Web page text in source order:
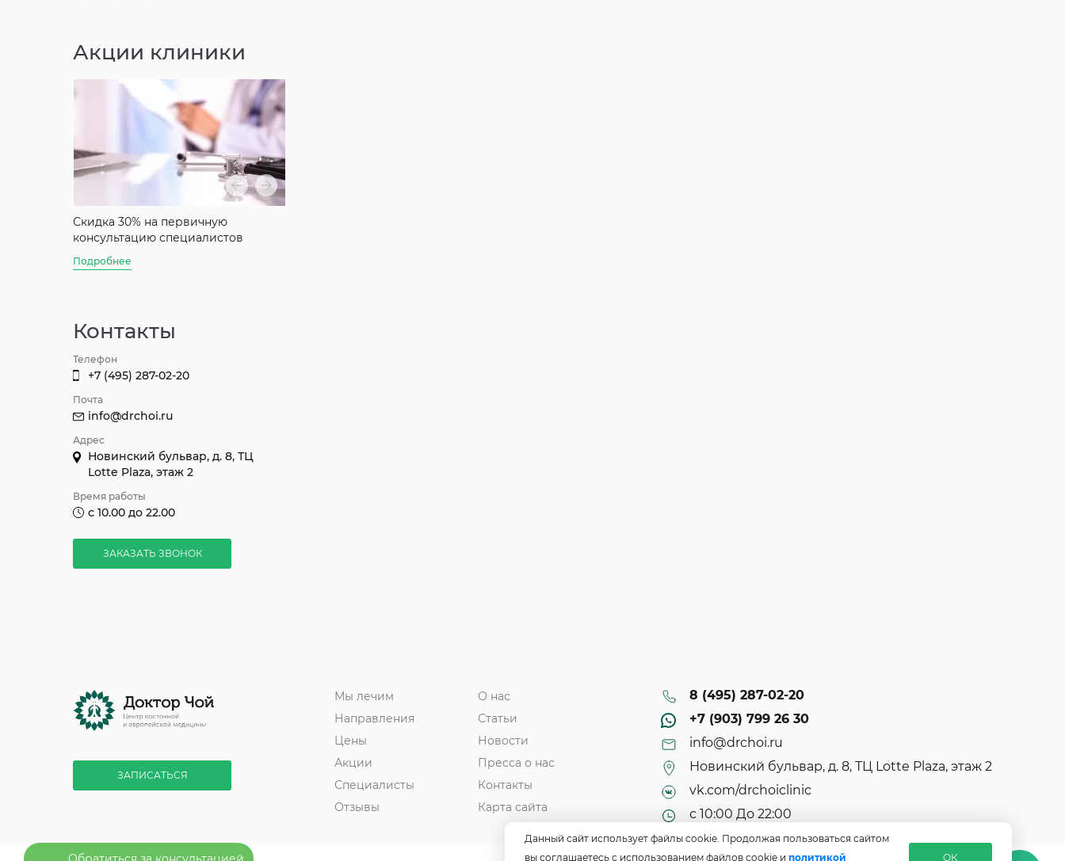
Акции клиники
Скидка 30% на первичную
консультацию специалистов
Подробнее
Контакты
Телефон
+7 (495) 287-02-20
Почта
info@drchoi.ru
Адрес
Новинский бульвар, д. 8, ТЦ
Lotte Plaza, этаж 2
Время работы
с 10.00 до 22.00
ЗАКАЗАТЬ ЗВОНОК
Данный сайт использует файлы cookie. Продолжая пользоваться сайтом
вы соглашаетесь с использованием файлов cookie и политикой ОК
ЗАПИСАТЬСЯ
Мы лечим
Направления
Цены
Акции
Специалисты
Отзывы
О нас
Статьи
Новости
Пресса о нас
Контакты
Карта сайта
8 (495) 287-02-20
+7 (903) 799 26 30
info@drchoi.ru
Новинский бульвар, д. 8, ТЦ Lotte Plaza, этаж 2
vk.com/drchoiclinic
с 10:00 До 22:00